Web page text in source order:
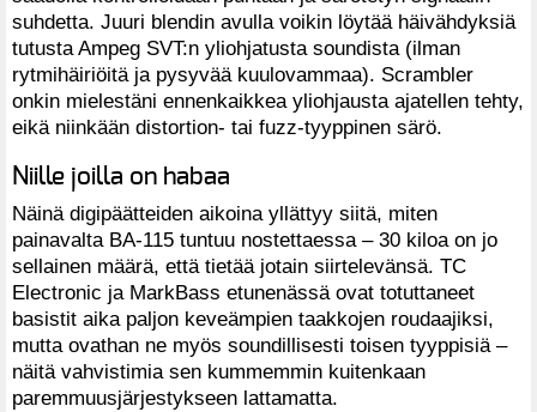
suhdetta. Juuri blendin avulla voikin löytää häivähdyksiä
tutusta Ampeg SVT:n yliohjatusta soundista (ilman
rytmihäiriöitä ja pysyvää kuulovammaa). Scrambler
onkin mielestäni ennenkaikkea yliohjausta ajatellen tehty,
eikä niinkään distortion- tai fuzz-tyyppinen särö.
Niille joilla on habaa
Näinä digipäätteiden aikoina yllättyy siitä, miten
painavalta BA-115 tuntuu nostettaessa – 30 kiloa on jo
sellainen määrä, että tietää jotain siirtelevänsä. TC
Electronic ja MarkBass etunenässä ovat totuttaneet
basistit aika paljon keveämpien taakkojen roudaajiksi,
mutta ovathan ne myös soundillisesti toisen tyyppisiä –
näitä vahvistimia sen kummemmin kuitenkaan
paremmuusjärjestykseen lattamatta.